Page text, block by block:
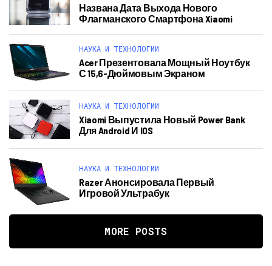
Названа Дата Выхода Нового
Флагманского Смартфона Xiaomi
НАУКА И ТЕХНОЛОГИИ
Acer Презентовала Мощный Ноутбук
С 15,6-Дюймовым Экраном
НАУКА И ТЕХНОЛОГИИ
Xiaomi Выпустила Новый Power Bank
Для Android И IOS
НАУКА И ТЕХНОЛОГИИ
Razer Анонсировала Первый
Игровой Ультрабук
MORE POSTS